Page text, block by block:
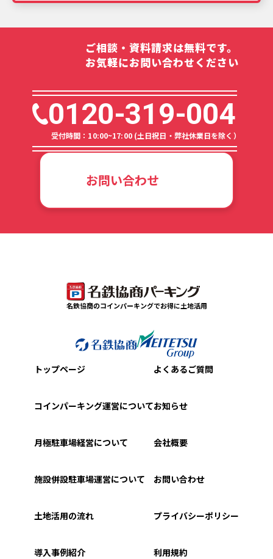
ご相談・資料請求は無料です。
お気軽にお問い合わせください
0120-319-004
受付時間：10:00~17:00 (土日祝日・弊社休業日を除く）
お問い合わせ
名鉄協商のコインパーキングでお得に土地活用
トップページ
コインパーキング運営について
月極駐車場経営について
施設併設駐車場運営について
土地活用の流れ
導入事例紹介
よくあるご質問
お知らせ
会社概要
お問い合わせ
プライバシーポリシー
利用規約